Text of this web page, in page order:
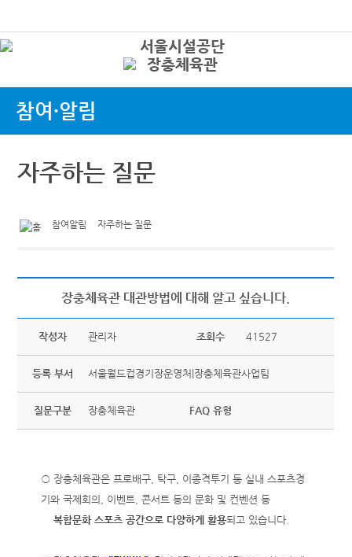
참여·알림
자주하는 질문
참여알림 자주하는 질문
장충체육관 대관방법에 대해 알고 싶습니다.
작성자 관리자 조회수 41527
등록 부서 서울월드컵경기장운영처|장충체육관사업팀
질문구분 장충체육관 FAQ 유형
○ 장충체육관은 프로배구, 탁구, 이종격투기 등 실내 스포츠경
기와 국제회의, 이벤트, 콘서트 등의 문화 및 컨벤션 등
복합문화 스포츠 공간으로 다양하게 활용되고 있습니다.